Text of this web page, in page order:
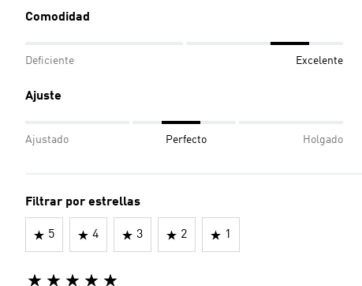
Comodidad
Deficiente Excelente
Ajuste
Ajustado Perfecto Holgado
Filtrar por estrellas
5 4 3 2 1